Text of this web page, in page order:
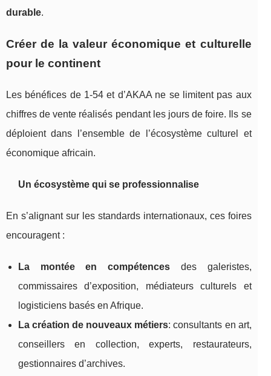
durable.
Créer de la valeur économique et culturelle
pour le continent
Les bénéfices de 1‑54 et d’AKAA ne se limitent pas aux
chiffres de vente réalisés pendant les jours de foire. Ils se
déploient dans l’ensemble de l’écosystème culturel et
économique africain.
Un écosystème qui se professionnalise
En s’alignant sur les standards internationaux, ces foires
encouragent :
La montée en compétences des galeristes,
commissaires d’exposition, médiateurs culturels et
logisticiens basés en Afrique.
La création de nouveaux métiers: consultants en art,
conseillers en collection, experts, restaurateurs,
gestionnaires d’archives.